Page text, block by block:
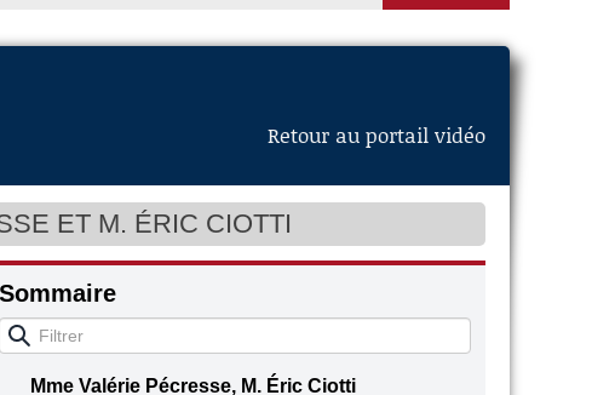
Retour au portail vidéo
ET M. ÉRIC CIOTTI
Sommaire
Mme Valérie Pécresse, M. Éric Ciotti